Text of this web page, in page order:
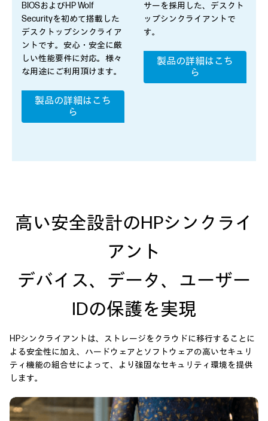
BIOSおよびHP Wolf
Securityを初めて搭載した
デスクトップシンクライア
ントです。安心・安全に厳
しい性能要件に対応。様々
な用途にご利用頂けます。
製品の詳細はこち
ら
サーを採用した、デスクト
ップシンクライアントで
す。
製品の詳細はこち
ら
高い安全設計のHPシンクライ
アント
デバイス、データ、ユーザー
IDの保護を実現
HPシンクライアントは、ストレージをクラウドに移行することに
よる安全性に加え、ハードウェアとソフトウェアの高いセキュリ
ティ機能の組合せによって、より強固なセキュリティ環境を提供
します。